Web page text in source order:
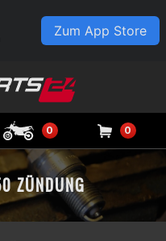
Zum App Store
0 0
ZÜNDUNG